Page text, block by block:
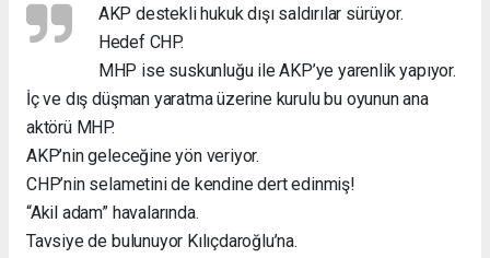
AKP destekli hukuk dışı saldırılar sürüyor.
Hedef CHP.
MHP ise suskunluğu ile AKP’ye yarenlik yapıyor.
İç ve dış düşman yaratma üzerine kurulu bu oyunun ana
aktörü MHP.
AKP’nin geleceğine yön veriyor.
CHP’nin selametini de kendine dert edinmiş!
“Akil adam” havalarında.
Tavsiye de bulunuyor Kılıçdaroğlu’na.